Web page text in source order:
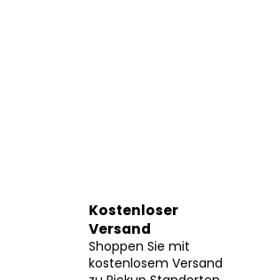
Kostenloser
Versand
Shoppen Sie mit
kostenlosem Versand